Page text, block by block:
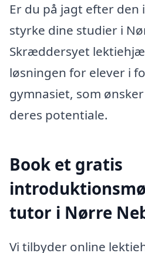
Er du på jagt efter den
styrke dine studier i
Skræddersyet
løsningen for elever i
gymnasiet, som
deres potentiale.
Book et gratis
tutor i Nørre
Vi tilbyder online